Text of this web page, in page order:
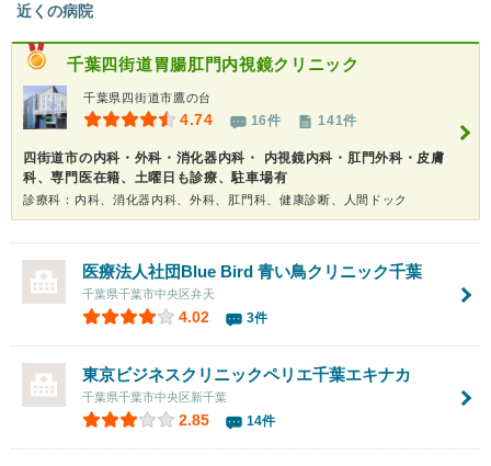
近くの病院
千葉四街道胃腸肛門内視鏡クリニック
千葉県四街道市鷹の台
4.74 16件 141件
四街道市の内科・外科・消化器内科・ 内視鏡内科・肛門外科・皮膚
科、専門医在籍、土曜日も診療、駐車場有
診療科：内科、消化器内科、外科、肛門科、健康診断、人間ドック
医療法人社団Blue Bird 青い鳥クリニック千葉
千葉県千葉市中央区弁天
4.02 3件
東京ビジネスクリニックペリエ千葉エキナカ
千葉県千葉市中央区新千葉
2.85 14件